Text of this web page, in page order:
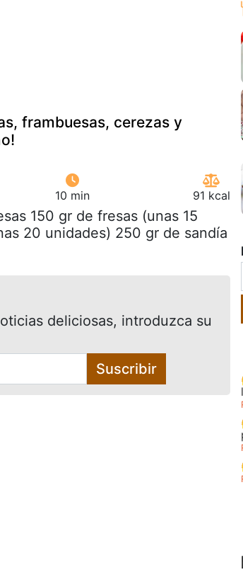
frambuesas, cerezas y
10 min 91 kcal
150 gr de fresas (unas 15
20 unidades) 250 gr de sandía
deliciosas, introduzca su
Suscribir